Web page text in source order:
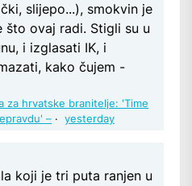
slijepo...), smokvin je
što ovaj radi. Stigli su u
i izglasati IK, i
kako čujem -
za hrvatske branitelje: 'Time
– · yesterday
koji je tri puta ranjen u